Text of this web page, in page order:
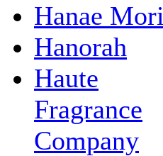
Hanae Mori
Hanorah
Haute
Fragrance
Company